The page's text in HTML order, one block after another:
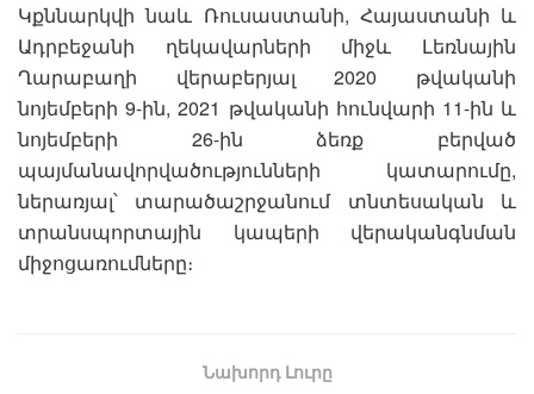
Կքննարկվի նաև Ռուսաստանի, Հայաստանի և
Ադրբեջանի ղեկավարների միջև Լեռնային
Ղարաբաղի վերաբերյալ 2020 թվականի
նոյեմբերի 9-ին, 2021 թվականի հունվարի 11-ին և
նոյեմբերի 26-ին ձեռք բերված
պայմանավորվածությունների կատարումը,
ներառյալ՝ տարածաշրջանում տնտեսական և
տրանսպորտային կապերի վերականգնման
միջոցառումները։
Նախորդ Լուրը